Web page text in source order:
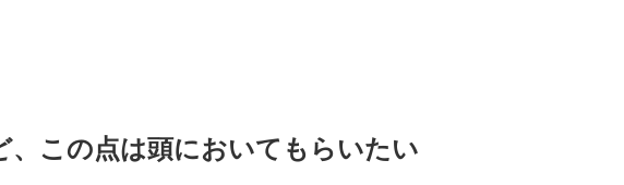
この点は頭においてもらいたい